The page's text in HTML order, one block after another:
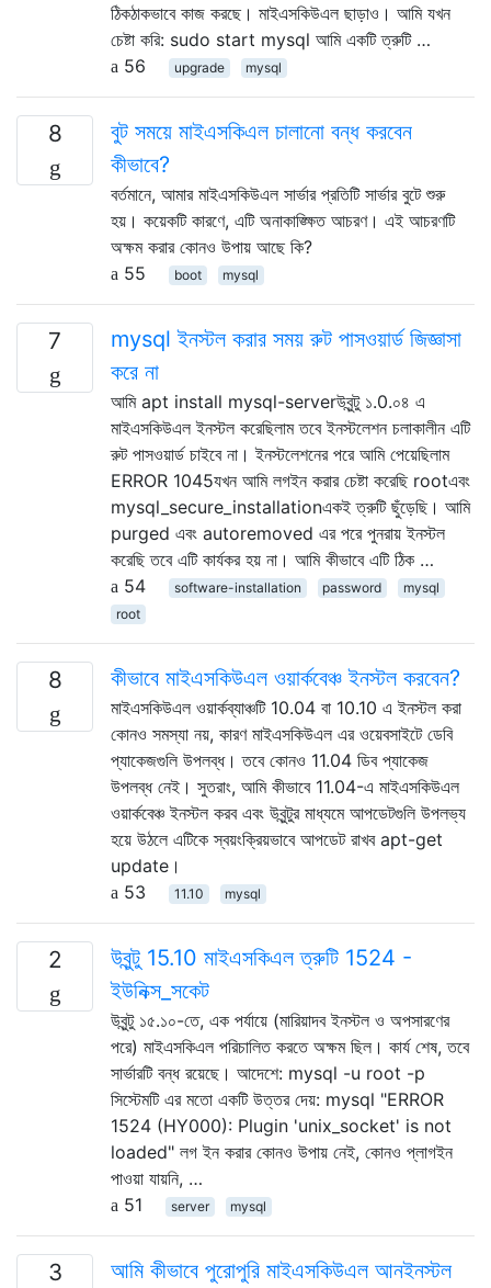
ঠিকঠাকভাবে কাজ করছে। মাইএসকিউএল ছাড়াও। আমি যখন
চেষ্টা করি: sudo start mysql আমি একটি ত্রুটি …
56
upgrade mysql
8
বুট সময়ে মাইএসকিএল চালানো বন্ধ করবেন
কীভাবে?
বর্তমানে, আমার মাইএসকিউএল সার্ভার প্রতিটি সার্ভার বুটে শুরু
হয়। কয়েকটি কারণে, এটি অনাকাঙ্ক্ষিত আচরণ। এই আচরণটি
অক্ষম করার কোনও উপায় আছে কি?
55
boot mysql
7
mysql ইনস্টল করার সময় রুট পাসওয়ার্ড জিজ্ঞাসা
করে না
আমি apt install mysql-serverউবুন্টু ১.0.০৪ এ
মাইএসকিউএল ইনস্টল করেছিলাম তবে ইনস্টলেশন চলাকালীন এটি
রুট পাসওয়ার্ড চাইবে না। ইনস্টলেশনের পরে আমি পেয়েছিলাম
ERROR 1045যখন আমি লগইন করার চেষ্টা করেছি rootএবং
mysql_secure_installationএকই ত্রুটি ছুঁড়েছি। আমি
purged এবং autoremoved এর পরে পুনরায় ইনস্টল
করেছি তবে এটি কার্যকর হয় না। আমি কীভাবে এটি ঠিক …
54
software-installation password
mysql
root
8 কীভাবে মাইএসকিউএল ওয়ার্কবেঞ্চ ইনস্টল করবেন?
মাইএসকিউএল ওয়ার্কব্যাঞ্চটি 10.04 বা 10.10 এ ইনস্টল করা
কোনও সমস্যা নয়, কারণ মাইএসকিউএল এর ওয়েবসাইটে ডেবি
প্যাকেজগুলি উপলব্ধ। তবে কোনও 11.04 ডিব প্যাকেজ
উপলব্ধ নেই। সুতরাং, আমি কীভাবে 11.04-এ মাইএসকিউএল
ওয়ার্কবেঞ্চ ইনস্টল করব এবং উবুন্টুর মাধ্যমে আপডেটগুলি উপলভ্য
হয়ে উঠলে এটিকে স্বয়ংক্রিয়ভাবে আপডেট রাখব apt-get
update।
53
11.10 mysql
2
উবুন্টু 15.10 মাইএসকিএল ত্রুটি 1524 -
ইউনিক্স_সকেট
উবুন্টু ১৫.১০-তে, এক পর্যায়ে (মারিয়াদব ইনস্টল ও অপসারণের
পরে) মাইএসকিএল পরিচালিত করতে অক্ষম ছিল। কার্য শেষ, তবে
সার্ভারটি বন্ধ রয়েছে। আদেশে: mysql -u root -p
সিস্টেমটি এর মতো একটি উত্তর দেয়: mysql "ERROR
1524 (HY000): Plugin 'unix_socket' is not
loaded" লগ ইন করার কোনও উপায় নেই, কোনও প্লাগইন
পাওয়া যায়নি, …
51
server mysql
3 আমি কীভাবে পুরোপুরি মাইএসকিউএল আনইনস্টল